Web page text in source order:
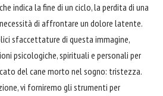
indica la fine di un ciclo, la perdita di una
di affrontare un dolore latente.
sfaccettature di questa immagine,
psicologiche, spirituali e personali per
del cane morto nel sogno: tristezza.
vi forniremo gli strumenti per